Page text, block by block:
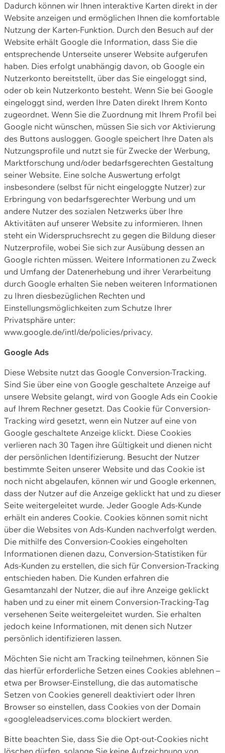
Dadurch können wir Ihnen interaktive Karten direkt in der
Website anzeigen und ermöglichen Ihnen die komfortable
Nutzung der Karten-Funktion. Durch den Besuch auf der
Website erhält Google die Information, dass Sie die
entsprechende Unterseite unserer Website aufgerufen
haben. Dies erfolgt unabhängig davon, ob Google ein
Nutzerkonto bereitstellt, über das Sie eingeloggt sind,
oder ob kein Nutzerkonto besteht. Wenn Sie bei Google
eingeloggt sind, werden Ihre Daten direkt Ihrem Konto
zugeordnet. Wenn Sie die Zuordnung mit Ihrem Profil bei
Google nicht wünschen, müssen Sie sich vor Aktivierung
des Buttons ausloggen. Google speichert Ihre Daten als
Nutzungsprofile und nutzt sie für Zwecke der Werbung,
Marktforschung und/oder bedarfsgerechten Gestaltung
seiner Website. Eine solche Auswertung erfolgt
insbesondere (selbst für nicht eingeloggte Nutzer) zur
Erbringung von bedarfsgerechter Werbung und um
andere Nutzer des sozialen Netzwerks über Ihre
Aktivitäten auf unserer Website zu informieren. Ihnen
steht ein Widerspruchsrecht zu gegen die Bildung dieser
Nutzerprofile, wobei Sie sich zur Ausübung dessen an
Google richten müssen. Weitere Informationen zu Zweck
und Umfang der Datenerhebung und ihrer Verarbeitung
durch Google erhalten Sie neben weiteren Informationen
zu Ihren diesbezüglichen Rechten und
Einstellungsmöglichkeiten zum Schutze Ihrer
Privatsphäre unter:
www.google.de/intl/de/policies/privacy.
Google Ads
Diese Website nutzt das Google Conversion-Tracking.
Sind Sie über eine von Google geschaltete Anzeige auf
unsere Website gelangt, wird von Google Ads ein Cookie
auf Ihrem Rechner gesetzt. Das Cookie für Conversion-
Tracking wird gesetzt, wenn ein Nutzer auf eine von
Google geschaltete Anzeige klickt. Diese Cookies
verlieren nach 30 Tagen ihre Gültigkeit und dienen nicht
der persönlichen Identifizierung. Besucht der Nutzer
bestimmte Seiten unserer Website und das Cookie ist
noch nicht abgelaufen, können wir und Google erkennen,
dass der Nutzer auf die Anzeige geklickt hat und zu dieser
Seite weitergeleitet wurde. Jeder Google Ads-Kunde
erhält ein anderes Cookie. Cookies können somit nicht
über die Websites von Ads-Kunden nachverfolgt werden.
Die mithilfe des Conversion-Cookies eingeholten
Informationen dienen dazu, Conversion-Statistiken für
Ads-Kunden zu erstellen, die sich für Conversion-Tracking
entschieden haben. Die Kunden erfahren die
Gesamtanzahl der Nutzer, die auf ihre Anzeige geklickt
haben und zu einer mit einem Conversion-Tracking-Tag
versehenen Seite weitergeleitet wurden. Sie erhalten
jedoch keine Informationen, mit denen sich Nutzer
persönlich identifizieren lassen.
Möchten Sie nicht am Tracking teilnehmen, können Sie
das hierfür erforderliche Setzen eines Cookies ablehnen –
etwa per Browser-Einstellung, die das automatische
Setzen von Cookies generell deaktiviert oder Ihren
Browser so einstellen, dass Cookies von der Domain
«googleleadservices.com» blockiert werden.
Bitte beachten Sie, dass Sie die Opt-out-Cookies nicht